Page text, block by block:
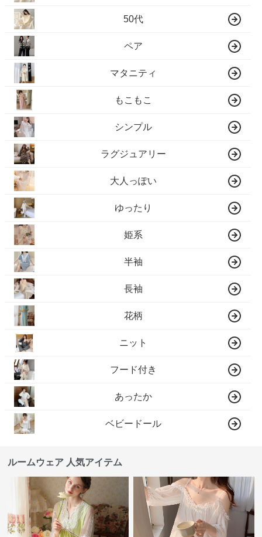
50代
ペア
マタニティ
もこもこ
シンプル
ラグジュアリー
大人っぽい
ゆったり
姫系
半袖
長袖
花柄
ニット
フード付き
あったか
ベビードール
ルームウェア 人気アイテム